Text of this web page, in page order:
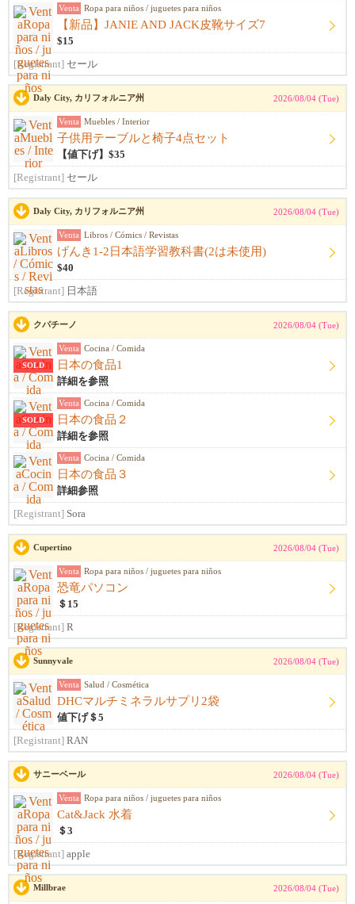
Venta Ropa para niños / juguetes para niños
【新品】JANIE AND JACK皮靴サイズ7
$15
[Registrant] セール
Daly City, カリフォルニア州 2026/08/04 (Tue)
Venta Muebles / Interior
子供用テーブルと椅子4点セット
【値下げ】$35
[Registrant] セール
Daly City, カリフォルニア州 2026/08/04 (Tue)
Venta Libros / Cómics / Revistas
げんき1-2日本語学習教科書(2は未使用)
$40
[Registrant] 日本語
クパチーノ 2026/08/04 (Tue)
SOLD
Venta Cocina / Comida
日本の食品1
詳細を参照
SOLD
Venta Cocina / Comida
日本の食品２
詳細を参照
Venta Cocina / Comida
日本の食品３
詳細参照
[Registrant] Sora
Cupertino 2026/08/04 (Tue)
Venta Ropa para niños / juguetes para niños
恐竜パソコン
＄15
[Registrant] R
Sunnyvale 2026/08/04 (Tue)
Venta Salud / Cosmética
DHCマルチミネラルサプリ2袋
値下げ＄5
[Registrant] RAN
サニーベール 2026/08/04 (Tue)
Venta Ropa para niños / juguetes para niños
Cat&Jack 水着
＄3
[Registrant] apple
Millbrae 2026/08/04 (Tue)